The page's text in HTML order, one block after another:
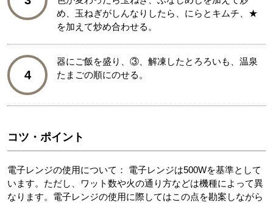
め、玉ねぎがしんなりしたら、にらとキムチ、★
を加えて炒め合わせる。
4
器にご飯を盛り、③、解凍したとろろいも、温泉
たまごの順にのせる。
コツ・ポイント
電子レンジの使用について： 電子レンジは500Wを基準として
います。ただし、ワット数や火の通り方などは機種によって異
なります。電子レンジの使用に際してはこの点を勘案しながら